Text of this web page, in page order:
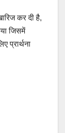
कर दी है,
जिसमें
प्रार्थना